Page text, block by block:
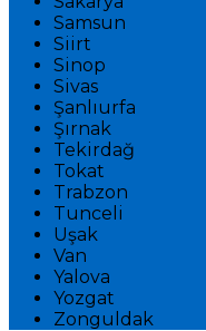
Samsun
Siirt
Sinop
Sivas
Şanlıurfa
Şırnak
Tekirdağ
Tokat
Trabzon
Tunceli
Uşak
Van
Yalova
Yozgat
Zonguldak